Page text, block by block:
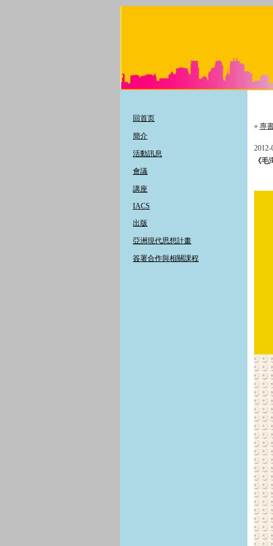
回首页
簡介
活動訊息
會議
講座
IACS
出版
亞洲現代思想計畫
簽署合作與相關課程
» 專
2012-
《